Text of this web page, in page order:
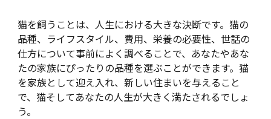
猫を飼うことは、人生における大きな決断です。猫の
品種、ライフスタイル、費用、栄養の必要性、世話の
仕方について事前によく調べることで、あなたやあな
たの家族にぴったりの品種を選ぶことができます。猫
を家族として迎え入れ、新しい住まいを与えること
で、猫そしてあなたの人生が大きく満たされるでしょ
う。